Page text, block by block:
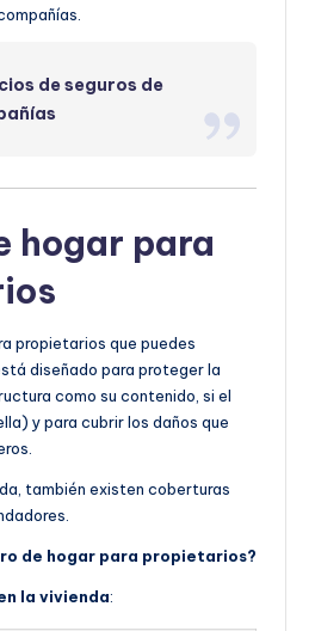
de seguros de
hogar para
propietarios que puedes
diseñado para proteger la
como su contenido, si el
y para cubrir los daños que
también existen coberturas
de hogar para propietarios?
la vivienda: